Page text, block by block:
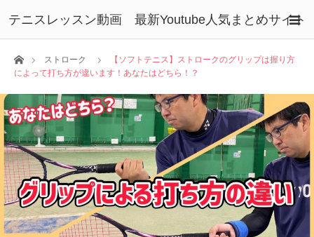
テニスレッスン動画 最新Youtube人気まとめサイト
ホームストローク
【ソフトテニス】ストロークのグリップは握り方
によって打ち方が違います！あなたはどちら！？